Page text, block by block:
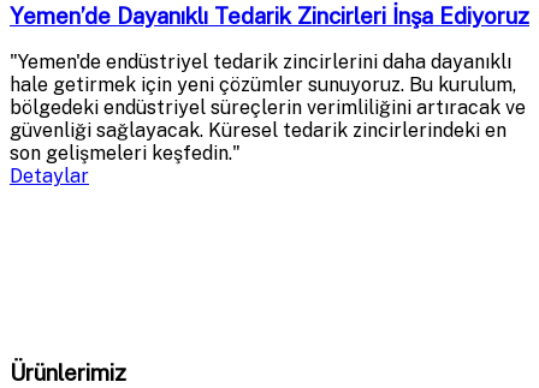
Yemen’de Dayanıklı Tedarik Zincirleri İnşa Ediyoruz
"Yemen'de endüstriyel tedarik zincirlerini daha dayanıklı
hale getirmek için yeni çözümler sunuyoruz. Bu kurulum,
bölgedeki endüstriyel süreçlerin verimliliğini artıracak ve
güvenliği sağlayacak. Küresel tedarik zincirlerindeki en
son gelişmeleri keşfedin."
Detaylar
Ürünlerimiz